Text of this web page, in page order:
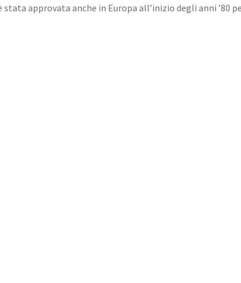
stata approvata anche in Europa all’inizio degli anni ’80